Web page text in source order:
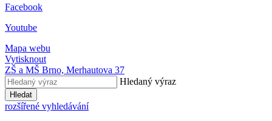
Facebook
Youtube
Mapa webu
Vytisknout
ZŠ a MŠ Brno, Merhautova 37
Hledaný výraz
Hledat
rozšířené vyhledávání